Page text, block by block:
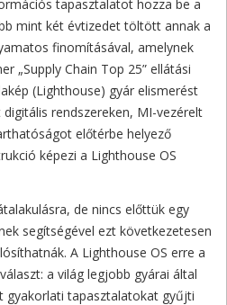
tapasztalatot hozza be a
mint két évtizedet töltött annak a
finomításával, amelynek
„Supply Chain Top 25” ellátási
(Lighthouse) gyár elismerést
rendszereken, MI-vezérelt
előtérbe helyező
képezi a Lighthouse OS
de nincs előttük egy
segítségével ezt következetesen
A Lighthouse OS erre a
a világ legjobb gyárai által
gyakorlati tapasztalatokat gyűjti